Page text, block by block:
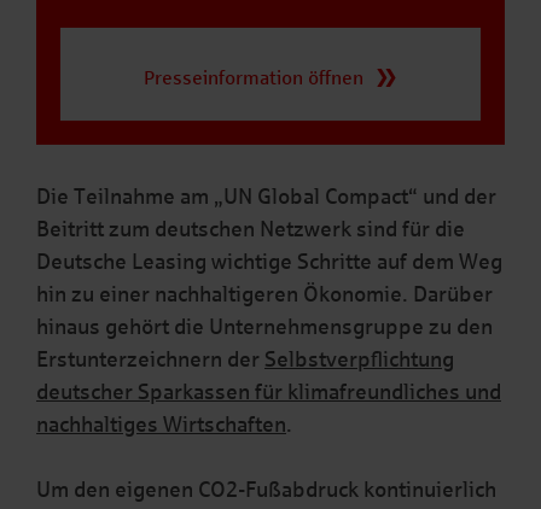
Presseinformation öffnen
Die Teilnahme am „UN Global Compact“ und der
Beitritt zum deutschen Netzwerk sind für die
Deutsche Leasing wichtige Schritte auf dem Weg
hin zu einer nachhaltigeren Ökonomie. Darüber
hinaus gehört die Unternehmensgruppe zu den
Erstunterzeichnern der Selbstverpflichtung
deutscher Sparkassen für klimafreundliches und
nachhaltiges Wirtschaften.
Um den eigenen CO2-Fußabdruck kontinuierlich